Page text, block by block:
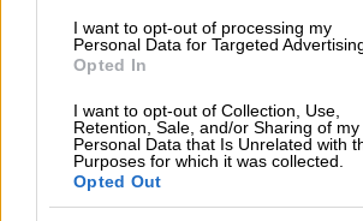
I want to opt-out of processing my
Personal Data for Targeted
Opted In
I want to opt-out of Collection, Use,
Retention, Sale, and/or Sharing of my
Personal Data that Is Unrelated with
Purposes for which it was collected.
Opted Out
Ο τουρίστας τραυματίστηκε
μεταφέρθηκε στο Κέντρο
να του παρασχεθούν οι πρώτες
Τα σχολιά σας δημοσιεύονται άμεσα με δική